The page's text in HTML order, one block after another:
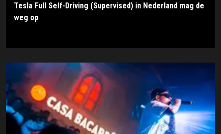
Tesla Full Self-Driving (Supervised) in Nederland mag de
weg op